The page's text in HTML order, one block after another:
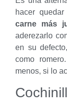
hacer
carne más
aderezarlo
en su
como
menos, si lo